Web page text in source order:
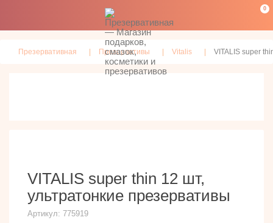
0
Презервативная Презервативы Vitalis VITALIS super
VITALIS super thin 12 шт,
ультратонкие презервативы
Артикул: 775919